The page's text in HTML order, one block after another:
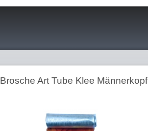
Brosche Art Tube Klee Männerkopf